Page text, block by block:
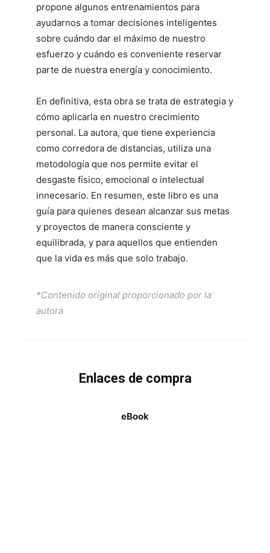
propone algunos entrenamientos para
ayudarnos a tomar decisiones inteligentes
sobre cuándo dar el máximo de nuestro
esfuerzo y cuándo es conveniente reservar
parte de nuestra energía y conocimiento.
En definitiva, esta obra se trata de estrategia y
cómo aplicarla en nuestro crecimiento
personal. La autora, que tiene experiencia
como corredora de distancias, utiliza una
metodología que nos permite evitar el
desgaste físico, emocional o intelectual
innecesario. En resumen, este libro es una
guía para quienes desean alcanzar sus metas
y proyectos de manera consciente y
equilibrada, y para aquellos que entienden
que la vida es más que solo trabajo.
*Contenido original proporcionado por la
autora
Enlaces de compra
eBook